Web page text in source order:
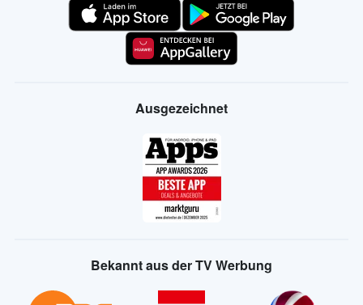
Ausgezeichnet
Bekannt aus der TV Werbung